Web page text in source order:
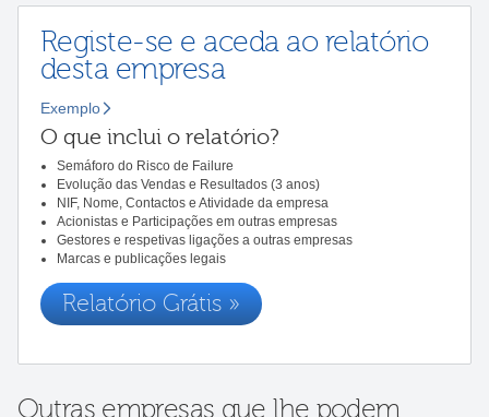
Registe-se e aceda ao relatório
desta empresa
Exemplo
O que inclui o relatório?
Semáforo do Risco de Failure
Evolução das Vendas e Resultados (3 anos)
NIF, Nome, Contactos e Atividade da empresa
Acionistas e Participações em outras empresas
Gestores e respetivas ligações a outras empresas
Marcas e publicações legais
Relatório Grátis »
Outras empresas que lhe podem